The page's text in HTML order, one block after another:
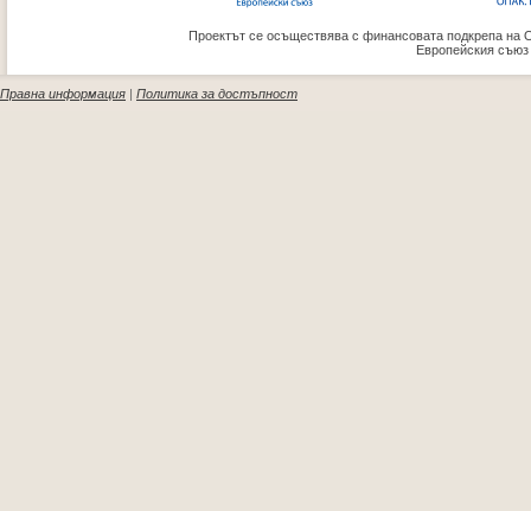
Проектът се осъществява с финансовата подкрепа на
Европейския
Правна информация | Политика за достъпност